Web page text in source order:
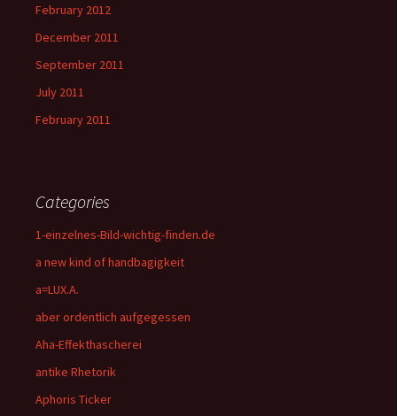
February 2012
December 2011
September 2011
July 2011
February 2011
Categories
1-einzelnes-Bild-wichtig-finden.de
a new kind of handbagigkeit
a=LUX.A.
aber ordentlich aufgegessen
Aha-Effekthascherei
antike Rhetorik
Aphoris Ticker